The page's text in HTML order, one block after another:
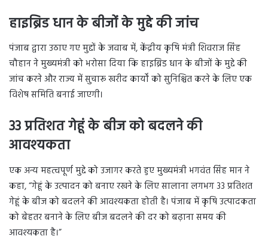
हाइब्रिड धान के बीजों के मुद्दे की जांच
पंजाब द्वारा उठाए गए मुद्दों के जवाब में, केंद्रीय कृषि मंत्री शिवराज सिंह
चौहान ने मुख्यमंत्री को भरोसा दिया कि हाइब्रिड धान के बीजों के मुद्दे की
जांच करने और राज्य में सुचारू खरीद कार्यों को सुनिश्चित करने के लिए एक
विशेष समिति बनाई जाएगी।
33 प्रतिशत गेहूं के बीज को बदलने की
आवश्यकता
एक अन्य महत्वपूर्ण मुद्दे को उजागर करते हुए मुख्यमंत्री भगवंत सिंह मान ने
कहा, “गेहूं के उत्पादन को बनाए रखने के लिए सालाना लगभग 33 प्रतिशत
गेहूं के बीज को बदलने की आवश्यकता होती है। पंजाब में कृषि उत्पादकता
को बेहतर बनाने के लिए बीज बदलने की दर को बढ़ाना समय की
आवश्यकता है।”